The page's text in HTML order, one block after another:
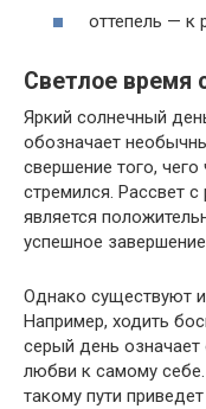
оттепель — к
Светлое время
Яркий солнечный
обозначает
свершение того,
стремился. Рассвет
является
успешное
Однако существуют
Например, ходить
серый день
любви к самому
такому пути